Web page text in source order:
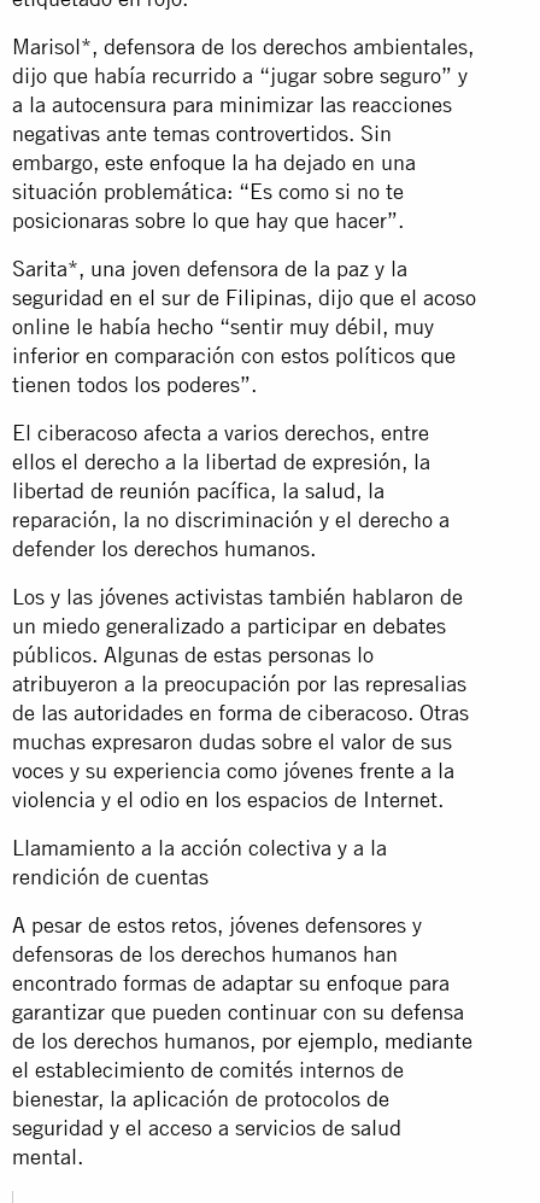
Marisol*, defensora de los derechos ambientales,
dijo que había recurrido a “jugar sobre seguro” y
a la autocensura para minimizar las reacciones
negativas ante temas controvertidos. Sin
embargo, este enfoque la ha dejado en una
situación problemática: “Es como si no te
posicionaras sobre lo que hay que hacer”.
Sarita*, una joven defensora de la paz y la
seguridad en el sur de Filipinas, dijo que el acoso
online le había hecho “sentir muy débil, muy
inferior en comparación con estos políticos que
tienen todos los poderes”.
El ciberacoso afecta a varios derechos, entre
ellos el derecho a la libertad de expresión, la
libertad de reunión pacífica, la salud, la
reparación, la no discriminación y el derecho a
defender los derechos humanos.
Los y las jóvenes activistas también hablaron de
un miedo generalizado a participar en debates
públicos. Algunas de estas personas lo
atribuyeron a la preocupación por las represalias
de las autoridades en forma de ciberacoso. Otras
muchas expresaron dudas sobre el valor de sus
voces y su experiencia como jóvenes frente a la
violencia y el odio en los espacios de Internet.
Llamamiento a la acción colectiva y a la
rendición de cuentas
A pesar de estos retos, jóvenes defensores y
defensoras de los derechos humanos han
encontrado formas de adaptar su enfoque para
garantizar que pueden continuar con su defensa
de los derechos humanos, por ejemplo, mediante
el establecimiento de comités internos de
bienestar, la aplicación de protocolos de
seguridad y el acceso a servicios de salud
mental.